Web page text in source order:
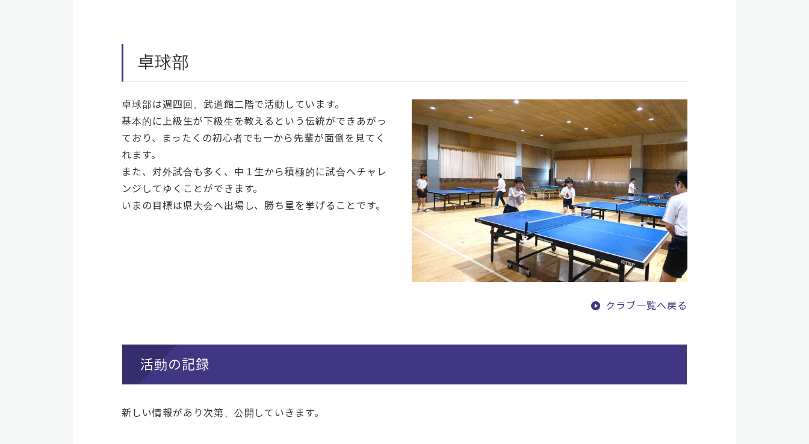
卓球部
卓球部は週四回、武道館二階で活動しています。
基本的に上級生が下級生を教えるという伝統ができあがっ
ており、まったくの初心者でも一から先輩が面倒を見てく
れます。
また、対外試合も多く、中１生から積極的に試合へチャレ
ンジしてゆくことができます。
いまの目標は県大会へ出場し、勝ち星を挙げることです。
クラブ一覧へ戻る
活動の記録
新しい情報があり次第、公開していきます。